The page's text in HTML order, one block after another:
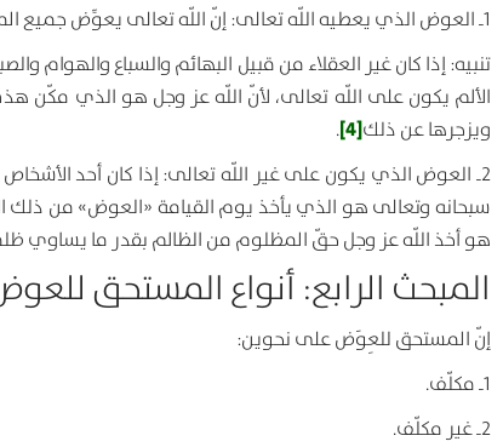
1ـ العوض الذي يعطيه اللّه تعالى:إنّ اللّه تعالى يعوِّض جميع
تنبيه:إذا كان غير العقلاء من قبيل البهائم والسباع والهوام
الألم يكون على اللّه تعالى، لأنّ اللّه عز وجل هو الذي مكّن
ويزجرها عن ذلك[4]
.
2ـ العوض الذي يكون على غير اللّه تعالى:إذا كان أحد
سبحانه وتعالى هو الذي يأخذ يوم القيامة «العوض» من ذلك
هو أخذ اللّه عز وجل حقّ المظلوم من الظالم بقدر ما يساوي
المبحث الرابع: أنواع المستحق
إنّ المستحق للعِوَض على نحوين:
1ـ مكلّف.
2ـ غير مكلّف.